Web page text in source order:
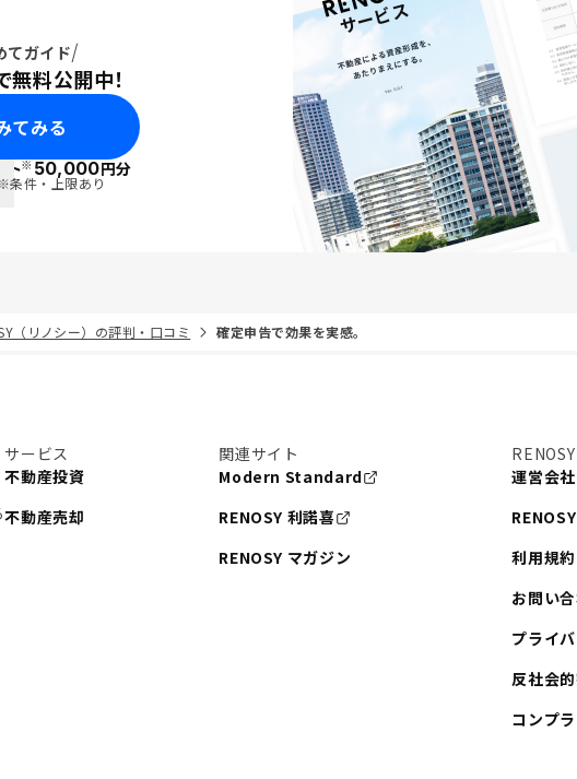
てガイド
料公開中！
てみる
ト※50,000円分
条件・上限あり
（リノシー）の評判・口コミ 確定申告で効果を実感。
サービス
不動産投資
不動産売却
関連サイト
Modern Standard
RENOSY 利諾喜
RENOSY マガジン
運営会社
利用規約
お問い
プライ
反社会
コンプ